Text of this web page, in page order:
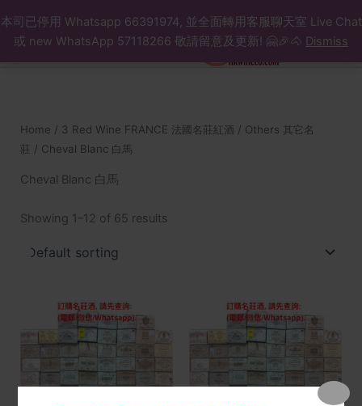
本司已停用 Whatsapp 66391974, 並全面轉用客服聊天室 Live Chat
或 new WhatsApp 57118266 敬請留意及更新! 🤗🎉🐴 Dismiss
to
content
Home / 3 Red Wine FRANCE 法國名莊紅酒 / Others 其它名
莊 / Cheval Blanc 白馬
Cheval Blanc 白馬
Showing 1–12 of 65 results